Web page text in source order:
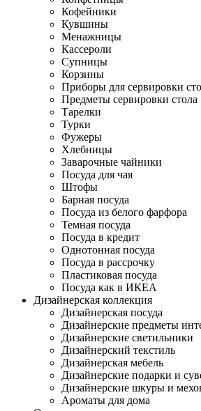
Кофейники
Кувшины
Менажницы
Кассероли
Супницы
Корзины
Приборы для сервировки
Предметы сервировки стола
Тарелки
Турки
Фужеры
Хлебницы
Заварочные чайники
Посуда для чая
Штофы
Барная посуда
Посуда из белого фарфора
Темная посуда
Посуда в кредит
Однотонная посуда
Посуда в рассрочку
Пластиковая посуда
Посуда как в ИКЕА
Дизайнерская коллекция
Дизайнерская посуда
Дизайнерские предметы
Дизайнерские светильники
Дизайнерский текстиль
Дизайнерская мебель
Дизайнерские подарки и
Дизайнерские шкуры и
Ароматы для дома